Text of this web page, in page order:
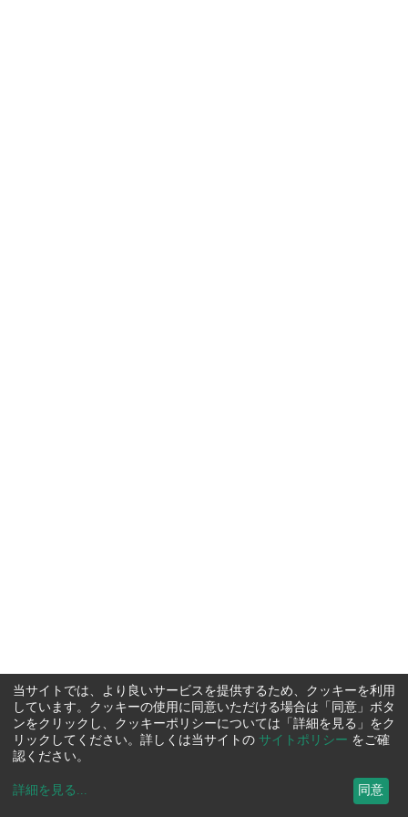
当サイトでは、より良いサービスを提供するため、クッキーを利用
しています。クッキーの使用に同意いただける場合は「同意」ボタ
ンをクリックし、クッキーポリシーについては「詳細を見る」をク
リックしてください。詳しくは当サイトの サイトポリシー をご確
認ください。
詳細を見る ... 同意